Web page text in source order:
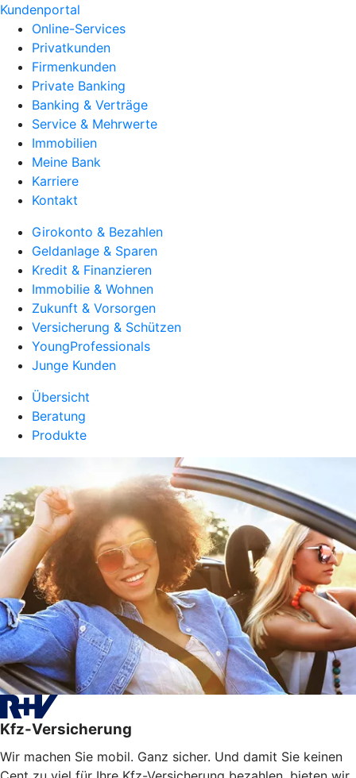
Kundenportal
Online-Services
Privatkunden
Firmenkunden
Private Banking
Banking & Verträge
Service & Mehrwerte
Immobilien
Meine Bank
Karriere
Kontakt
Girokonto & Bezahlen
Geldanlage & Sparen
Kredit & Finanzieren
Immobilie & Wohnen
Zukunft & Vorsorgen
Versicherung & Schützen
YoungProfessionals
Junge Kunden
Übersicht
Beratung
Produkte
Kfz-Versicherung
Wir machen Sie mobil. Ganz sicher. Und damit Sie keinen